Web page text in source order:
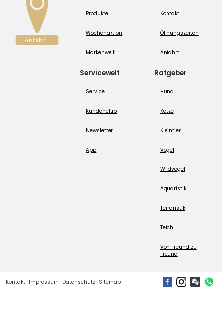
Produkte
Wochenaktion
Markenwelt
Servicewelt
Service
Kundenclub
Newsletter
App
Kontakt
Öffnungszeiten
Anfahrt
Ratgeber
Hund
Katze
Kleintier
Vogel
Wildvogel
Aquaristik
Terraristik
Teich
Von Freund zu
Freund
Kontakt Impressum Datenschutz Sitemap